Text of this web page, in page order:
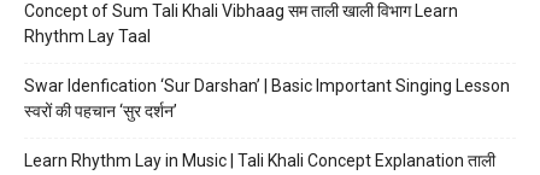
Concept of Sum Tali Khali Vibhaag सम ताली खाली विभाग Learn
Rhythm Lay Taal
Swar Idenfication ‘Sur Darshan’ | Basic Important Singing Lesson
स्वरों की पहचान ‘सुर दर्शन’
Learn Rhythm Lay in Music | Tali Khali Concept Explanation ताली